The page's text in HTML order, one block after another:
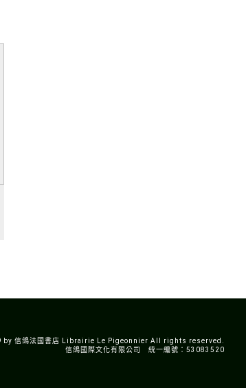
by 信鴿法國書店 Librairie Le Pigeonnier All rights reserved.
信鴿國際文化有限公司 統一編號：53083520